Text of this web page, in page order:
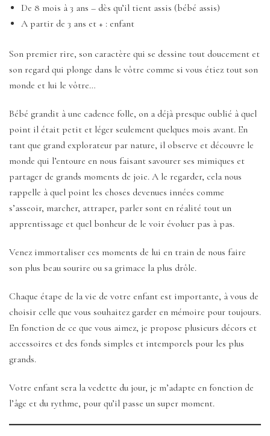
De 8 mois à 3 ans – dès qu’il tient assis (bébé assis)
A partir de 3 ans et + : enfant
Son premier rire, son caractère qui se dessine tout doucement et
son regard qui plonge dans le vôtre comme si vous étiez tout son
monde et lui le vôtre…
Bébé grandit à une cadence folle, on a déjà presque oublié à quel
point il était petit et léger seulement quelques mois avant. En
tant que grand explorateur par nature, il observe et découvre le
monde qui l’entoure en nous faisant savourer ses mimiques et
partager de grands moments de joie. A le regarder, cela nous
rappelle à quel point les choses devenues innées comme
s’asseoir, marcher, attraper, parler sont en réalité tout un
apprentissage et quel bonheur de le voir évoluer pas à pas.
Venez immortaliser ces moments de lui en train de nous faire
son plus beau sourire ou sa grimace la plus drôle.
Chaque étape de la vie de votre enfant est importante, à vous de
choisir celle que vous souhaitez garder en mémoire pour toujours.
En fonction de ce que vous aimez, je propose plusieurs décors et
accessoires et des fonds simples et intemporels pour les plus
grands.
Votre enfant sera la vedette du jour, je m’adapte en fonction de
l’âge et du rythme, pour qu’il passe un super moment.